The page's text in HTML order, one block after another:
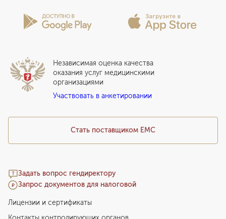
Лицензии и сертификаты
Сотрудничество
Вакцинация
Стационар
Прайс-лист
Подарочный сертификат EMC
Медицинский туризм
Вопросы и ответы
Статьи
Программы привилегий
Стать поставщиком ЕМС
Задать вопрос гендиректору
Запрос документов для налоговой
Независимая оценка качества
оказания услуг медицинскими
организациями
Участвовать в анкетировании
Лицензии и сертификаты